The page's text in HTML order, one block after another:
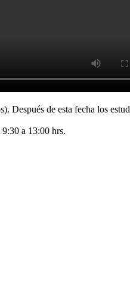
Después de esta fecha los
a 13:00 hrs.